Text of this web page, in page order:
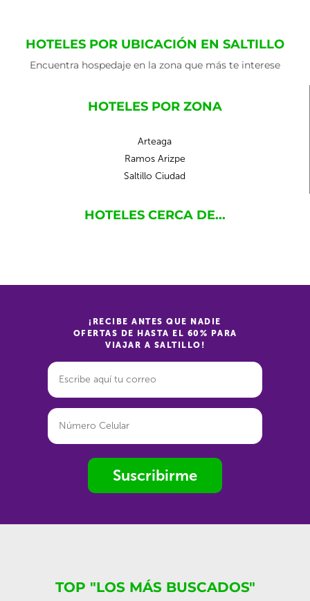
HOTELES POR UBICACIÓN EN SALTILLO
Encuentra hospedaje en la zona que más te interese
HOTELES POR ZONA
Arteaga
Ramos Arizpe
Saltillo Ciudad
HOTELES CERCA DE...
¡RECIBE ANTES QUE NADIE
OFERTAS DE HASTA EL 60% PARA
VIAJAR A SALTILLO!
Suscribirme
TOP "LOS MÁS BUSCADOS"